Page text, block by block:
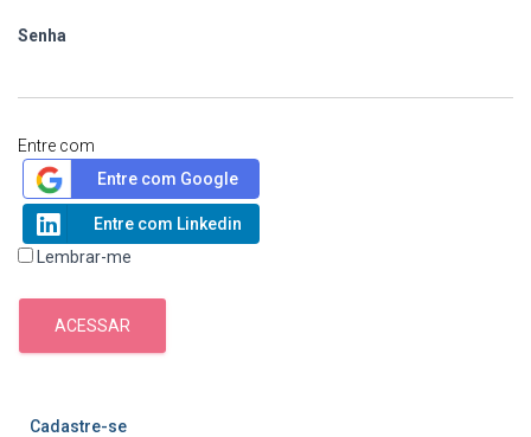
Senha
Entre com
Entre com Google
Entre com Linkedin
Lembrar-me
ACESSAR
Cadastre-se